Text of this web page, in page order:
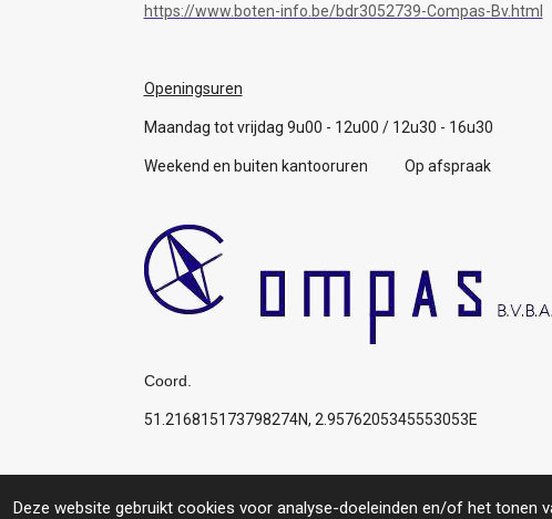
Deze website gebruikt cookies voor analyse-doeleinden en/of het tonen
https://www.boten-info.be/bdr3052739-Compas-Bv.html
Openingsuren
Maandag tot vrijdag 9u00 - 12u00 / 12u30 - 16u30
Weekend en buiten kantooruren Op afspraak
Coord.
51.216815173798274N, 2.9576205345553053E
© 2019 Compas: Service for you, your boat, your project.